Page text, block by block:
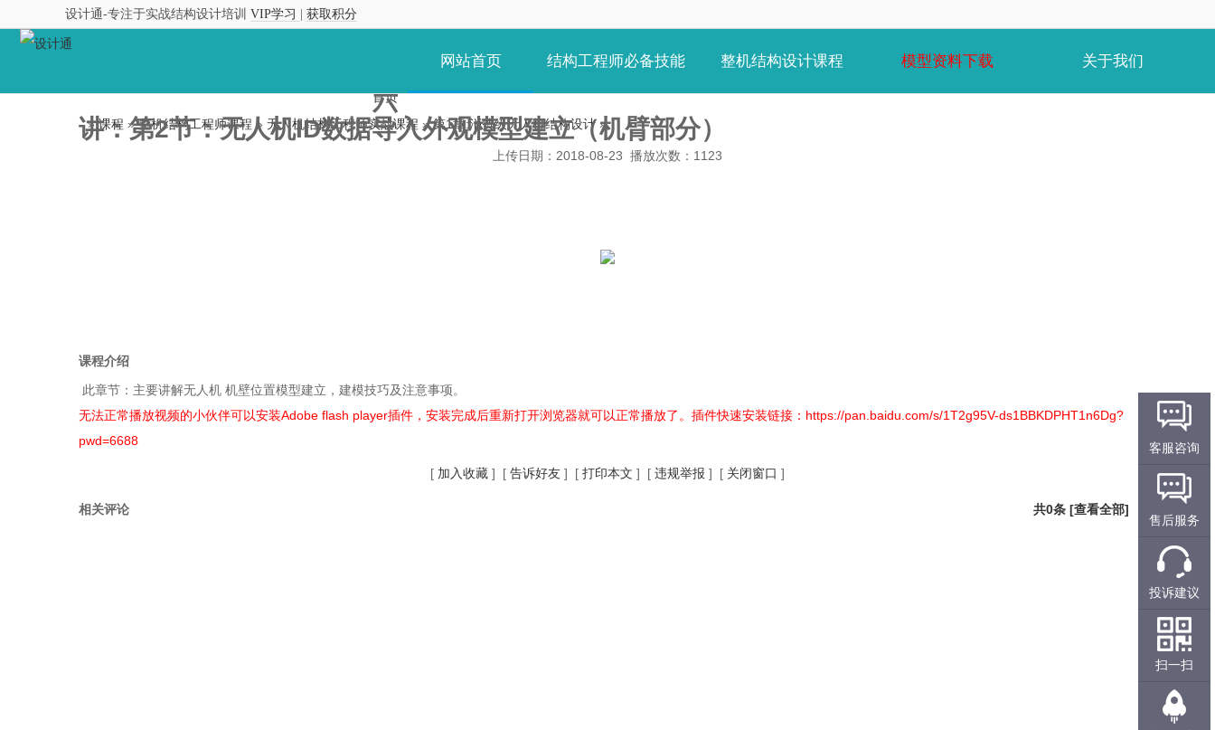
设计通-专注于实战结构设计培训 VIP学习 获取积分
网站首页 结构工程师必备技能 整机结构设计课程 模型资料下载 关于我们
首页
»课程 »整机结构工程师课程 » 无人机结构工程师实战课程 »第1章:消费级无人机结构设计»
六
讲：第2节：无人机ID数据导入外观模型建立（机臂部分）
上传日期：2018-08-23 播放次数： 1123
课程介绍
此章节：主要讲解无人机 机壁位置模型建立，建模技巧及注意事项。
无法正常播放视频的小伙伴可以安装Adobe flash player插件，安装完成后重新打开浏览器就可以正常播放了。插件快速安装链接：https://pan.baidu.com/s/1T2g95V-ds1BBKDPHT1n6Dg?
pwd=6688
[ 加入收藏 ] [ 告诉好友 ] [ 打印本文 ] [ 违规举报 ] [ 关闭窗口 ]
共0条 [查看全部]
相关评论
客服咨询
售后服务
投诉建议
扫一扫